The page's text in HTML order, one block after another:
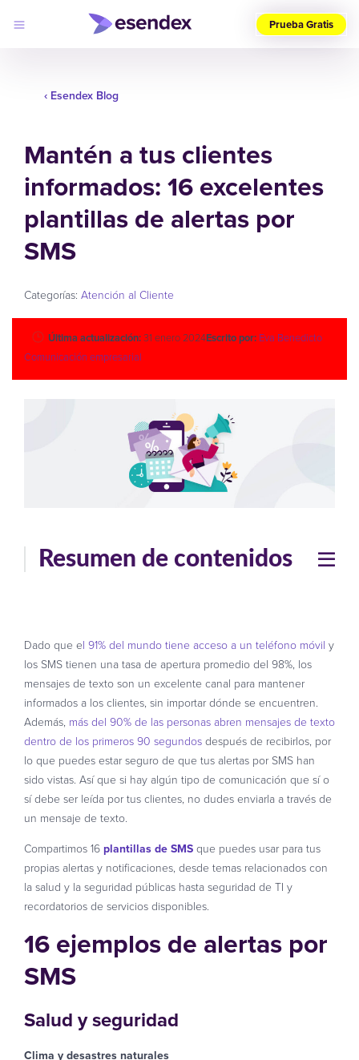
país
Productos
Soluciones
Desarrolladores
Precios
Por qué
elegirnos
Log
in
Prueba Gratis
‹ Esendex Blog
Mantén a tus clientes
informados: 16 excelentes
plantillas de alertas por
SMS
Categorías: Atención al Cliente
Última actualización:31 enero 2024Escrito por: Eva Benedicto
Comunicación empresarial
Resumen de contenidos
Dado que el 91% del mundo tiene acceso a un teléfono móvil y
los SMS tienen una tasa de apertura promedio del 98%, los
mensajes de texto son un excelente canal para mantener
informados a los clientes, sin importar dónde se encuentren.
Además, más del 90% de las personas abren mensajes de texto
dentro de los primeros 90 segundosdespués de recibirlos, por
lo que puedes estar seguro de que tus alertas por SMS han
sido vistas. Así que si hay algún tipo de comunicación que sí o
sí debe ser leída por tus clientes, no dudes enviarla a través de
un mensaje de texto.
Compartimos 16plantillas de SMSque puedes usar para tus
propias alertas y notificaciones, desde temas relacionados con
la salud y la seguridad públicas hasta seguridad de TI y
recordatorios de servicios disponibles.
16 ejemplos de alertas por
SMS
Salud y seguridad
Clima y desastres naturales